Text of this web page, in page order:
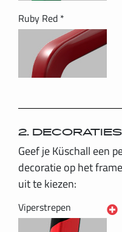
Ruby Red *
2.
Geef je Küschall een
decoratie op het
uit te kiezen:
Viperstrepen